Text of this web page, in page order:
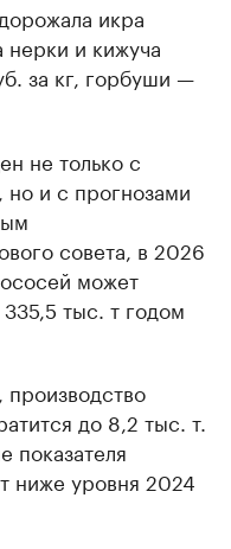
икра
нерки и кижуча
за кг, горбуши —
не только с
и с прогнозами
совета, в 2026
может
тыс. т годом
производство
до 8,2 тыс. т.
показателя
ниже уровня 2024